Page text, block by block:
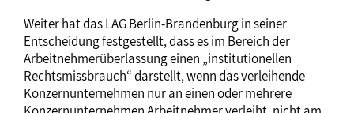
Weiter hat das LAG Berlin-Brandenburg in seiner
Entscheidung festgestellt, dass es im Bereich der
Arbeitnehmerüberlassung einen „institutionellen
Rechtsmissbrauch“ darstellt, wenn das verleihende
Konzernunternehmen nur an einen oder mehrere